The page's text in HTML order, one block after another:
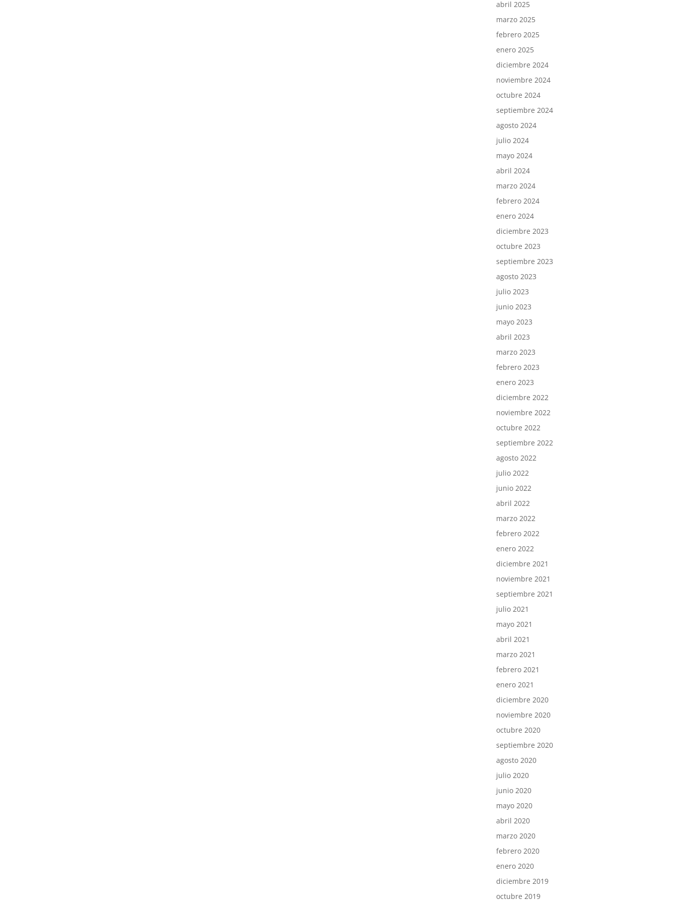
abril 2025
marzo 2025
febrero 2025
enero 2025
diciembre 2024
noviembre 2024
octubre 2024
septiembre 2024
agosto 2024
julio 2024
mayo 2024
abril 2024
marzo 2024
febrero 2024
enero 2024
diciembre 2023
octubre 2023
septiembre 2023
agosto 2023
julio 2023
junio 2023
mayo 2023
abril 2023
marzo 2023
febrero 2023
enero 2023
diciembre 2022
noviembre 2022
octubre 2022
septiembre 2022
agosto 2022
julio 2022
junio 2022
abril 2022
marzo 2022
febrero 2022
enero 2022
diciembre 2021
noviembre 2021
septiembre 2021
julio 2021
mayo 2021
abril 2021
marzo 2021
febrero 2021
enero 2021
diciembre 2020
noviembre 2020
octubre 2020
septiembre 2020
agosto 2020
julio 2020
junio 2020
mayo 2020
abril 2020
marzo 2020
febrero 2020
enero 2020
diciembre 2019
octubre 2019